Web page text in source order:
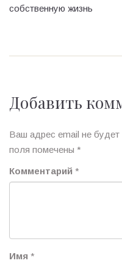
собственную жизнь
Добавить
Ваш адрес email не будет
поля помечены *
Комментарий *
Имя *